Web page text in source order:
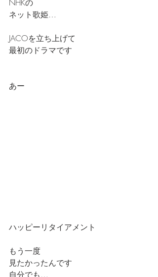
NHKの
ネット歌姫…
JACOを立ち上げて
最初のドラマです
あー
ハッピーリタイアメント
もう一度
見たかったんです
自分でも…